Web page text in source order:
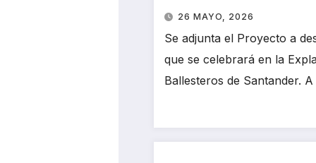
26 MAYO, 2026
Se adjunta el Proyecto a
que se celebrará en la
Ballesteros de Santander.